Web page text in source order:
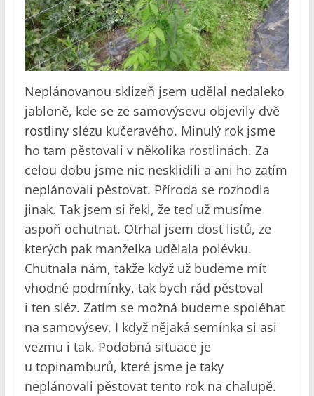
Neplánovanou sklizeň jsem udělal nedaleko
jabloně, kde se ze samovýsevu objevily dvě
rostliny slézu kučeravého. Minulý rok jsme
ho tam pěstovali v několika rostlinách. Za
celou dobu jsme nic nesklidili a ani ho zatím
neplánovali pěstovat. Příroda se rozhodla
jinak. Tak jsem si řekl, že teď už musíme
aspoň ochutnat. Otrhal jsem dost listů, ze
kterých pak manželka udělala polévku.
Chutnala nám, takže když už budeme mít
vhodné podmínky, tak bych rád pěstoval
i ten sléz. Zatím se možná budeme spoléhat
na samovýsev. I když nějaká semínka si asi
vezmu i tak. Podobná situace je
u topinamburů, které jsme je taky
neplánovali pěstovat tento rok na chalupě.